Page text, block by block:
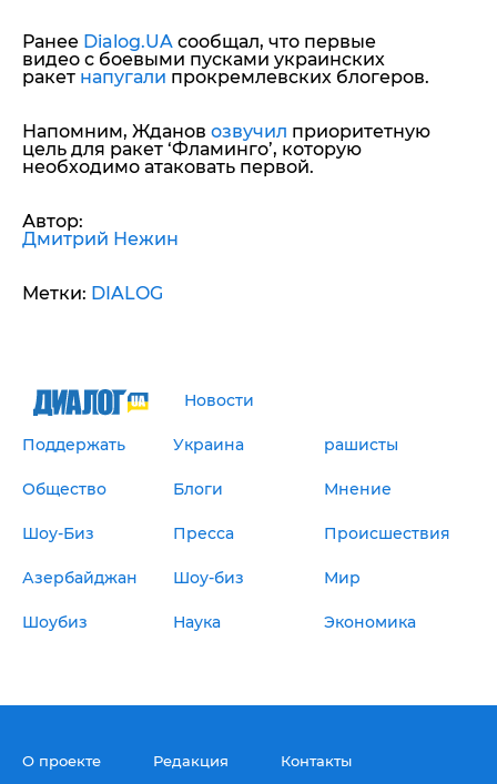
Ранее Dialog.UA сообщал, что первые
видео с боевыми пусками украинских
ракет напугали прокремлевских блогеров.
Напомним, Жданов озвучил приоритетную
цель для ракет ‘Фламинго’, которую
необходимо атаковать первой.
Автор:
Дмитрий Нежин
Метки: DIALOG
Новости
Поддержать Украина рашисты
Общество Блоги Мнение
Шоу-Биз Пресса Происшествия
Азербайджан Шоу-биз Мир
Шоубиз Наука Экономика
О проекте Редакция Контакты